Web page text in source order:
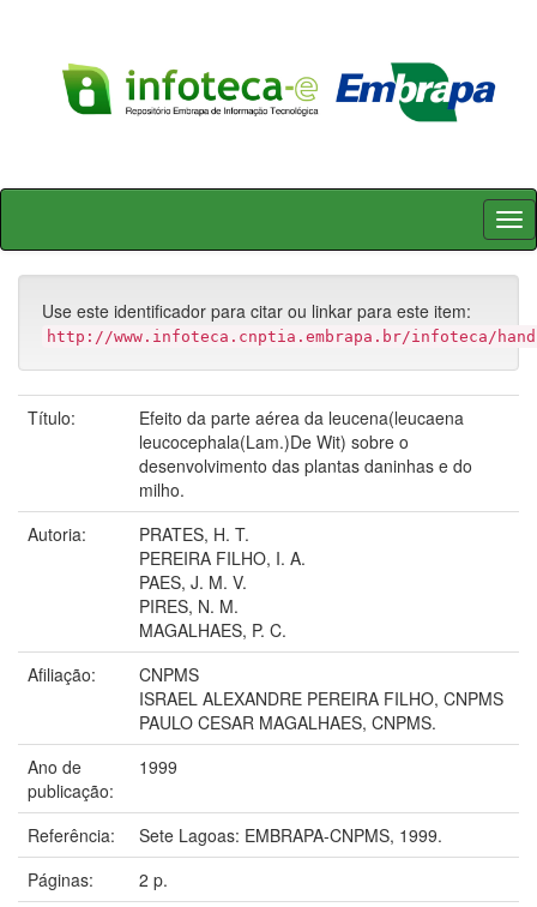
Skip
Use este identificador para citar ou linkar para este item:
http://www.infoteca.cnptia.embrapa.br/infoteca/
Título:
Efeito da parte aérea da leucena(leucaena
leucocephala(Lam.)De Wit) sobre o
desenvolvimento das plantas daninhas e do
milho.
Autoria:
PRATES, H. T.
PEREIRA FILHO, I. A.
PAES, J. M. V.
PIRES, N. M.
MAGALHAES, P. C.
Afiliação:
CNPMS
ISRAEL ALEXANDRE PEREIRA FILHO, CNPMS
PAULO CESAR MAGALHAES, CNPMS.
Ano de
publicação:
1999
Referência:
Sete Lagoas: EMBRAPA-CNPMS, 1999.
Páginas:
2 p.